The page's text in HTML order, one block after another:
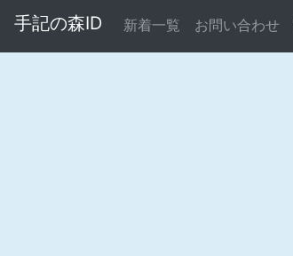
手記の森ID 新着一覧 お問い合わせ